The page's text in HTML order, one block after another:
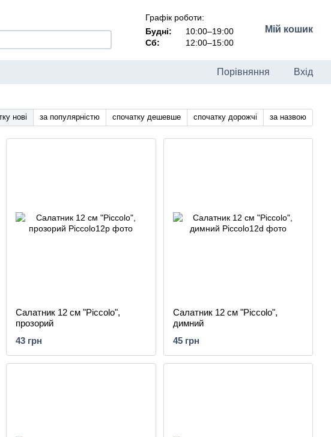
Графік роботи:
Будні:
10:00–19:00
Сб:
12:00–15:00
Мій кошик
Порівняння Вхід
нові за популярністю спочатку дешевше спочатку дорожчі за назвою
Салатник 12 см "Piccolo",
прозорий
43 грн
Салатник 12 см "Piccolo",
димний
45 грн